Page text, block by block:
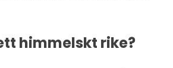
himmelskt rike?